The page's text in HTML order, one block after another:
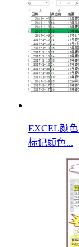
EXCEL颜
标记颜色...